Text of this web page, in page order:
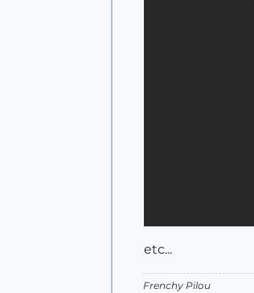
etc...
Frenchy Pilou